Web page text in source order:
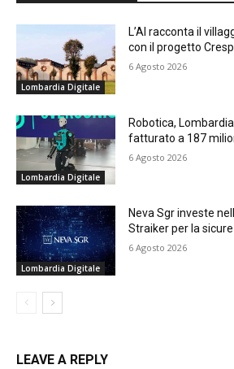
Lombardia Digitale
L’AI racconta il
con il progetto
6 Agosto 2026
Lombardia Digitale
Robotica,
fatturato a 187
6 Agosto 2026
Lombardia Digitale
Neva Sgr investe
Straiker per la
6 Agosto 2026
LEAVE A REPLY